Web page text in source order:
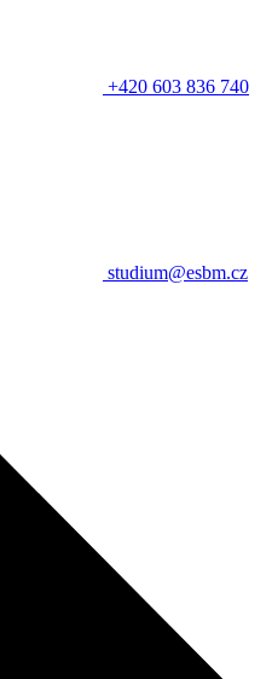
+420 603 836 740
studium@esbm.cz